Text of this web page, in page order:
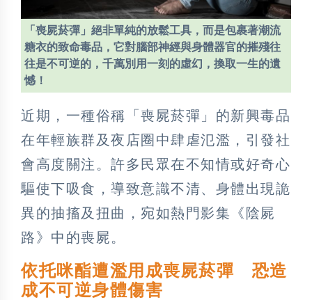
「喪屍菸彈」絕非單純的放鬆工具，而是包裹著潮流
糖衣的致命毒品，它對腦部神經與身體器官的摧殘往
往是不可逆的，千萬別用一刻的虛幻，換取一生的遺
憾！
近期，一種俗稱「喪屍菸彈」的新興毒品
在年輕族群及夜店圈中肆虐氾濫，引發社
會高度關注。許多民眾在不知情或好奇心
驅使下吸食，導致意識不清、身體出現詭
異的抽搐及扭曲，宛如熱門影集《陰屍
路》中的喪屍。
依托咪酯遭濫用成喪屍菸彈 恐造
成不可逆身體傷害